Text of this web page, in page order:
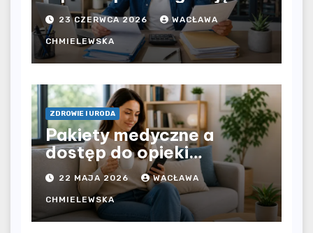
bezpośrednio u
pracodawcy – jak
rozliczyć oba źródła
dochodu?
23 CZERWCA 2026 WACŁAWA
CHMIELEWSKA
ZDROWIE I URODA
Pakiety medyczne a
dostęp do opieki
zdrowotnej bez
ograniczeń czasowych –
czy prywatna opieka daje
większą swobodę?
22 MAJA 2026 WACŁAWA
CHMIELEWSKA